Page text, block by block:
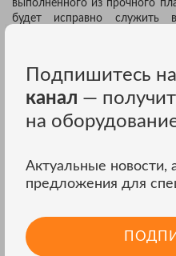
выполненного из прочного
будет исправно
Разработанные для работы
97/97R оснащены
поворотном
батарейного отсека для
пыли и водяных брызг.
Каждый прибор серии
кожухом, который имеет
обеспечивает высокую
пользования вашим прибором.
Подпишитесь
канал —
на
Актуальные новости,
предложения для